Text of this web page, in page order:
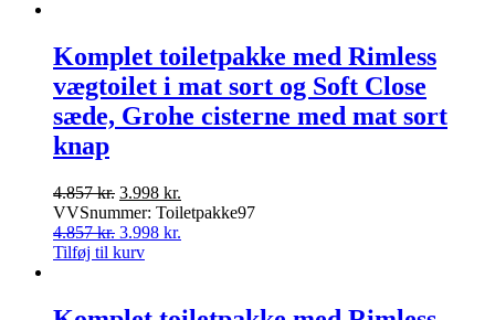
4.669 kr..3.998 kr..
Komplet toiletpakke med Rimless
vægtoilet i mat sort og Soft Close
sæde, Grohe cisterne med mat sort
knap
4.857kr. Den
oprindelige
pris
var:
3.998 kr.
aktuelle
VVSnummer: Toiletpakke97
4.857kr. Den
oprindelige
4.857 kr..
3.998 kr.
3.998 kr..
Tilføj til kurv